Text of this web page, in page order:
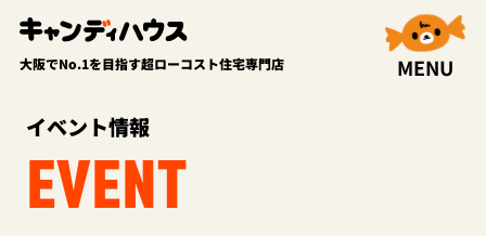
大阪でNo.1を目指す超ローコスト住宅専門店 MENU
イベント情報
EVENT